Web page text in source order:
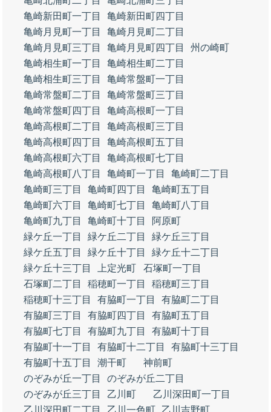
亀崎新田町一丁目
亀崎新田町四丁目
亀崎月見町一丁目
亀崎月見町二丁目
亀崎月見町三丁目
亀崎月見町四丁目
州の崎町
亀崎相生町一丁目
亀崎相生町二丁目
亀崎相生町三丁目
亀崎常盤町一丁目
亀崎常盤町二丁目
亀崎常盤町三丁目
亀崎常盤町四丁目
亀崎高根町一丁目
亀崎高根町二丁目
亀崎高根町三丁目
亀崎高根町四丁目
亀崎高根町五丁目
亀崎高根町六丁目
亀崎高根町七丁目
亀崎高根町八丁目
亀崎町一丁目
亀崎町二丁目
亀崎町三丁目
亀崎町四丁目
亀崎町五丁目
亀崎町六丁目
亀崎町七丁目
亀崎町八丁目
亀崎町九丁目
亀崎町十丁目
阿原町
緑ケ丘一丁目
緑ケ丘二丁目
緑ケ丘三丁目
緑ケ丘五丁目
緑ケ丘十丁目
緑ケ丘十二丁目
緑ケ丘十三丁目
上定光町
石塚町一丁目
石塚町二丁目
稲穂町一丁目
稲穂町三丁目
稲穂町十三丁目
有脇町一丁目
有脇町二丁目
有脇町三丁目
有脇町四丁目
有脇町五丁目
有脇町七丁目
有脇町九丁目
有脇町十丁目
有脇町十一丁目
有脇町十二丁目
有脇町十三丁目
有脇町十五丁目
潮干町
神前町
のぞみが丘一丁目
のぞみが丘二丁目
のぞみが丘三丁目
乙川町
乙川深田町一丁目
乙川深田町二丁目
乙川一色町 乙川吉野町